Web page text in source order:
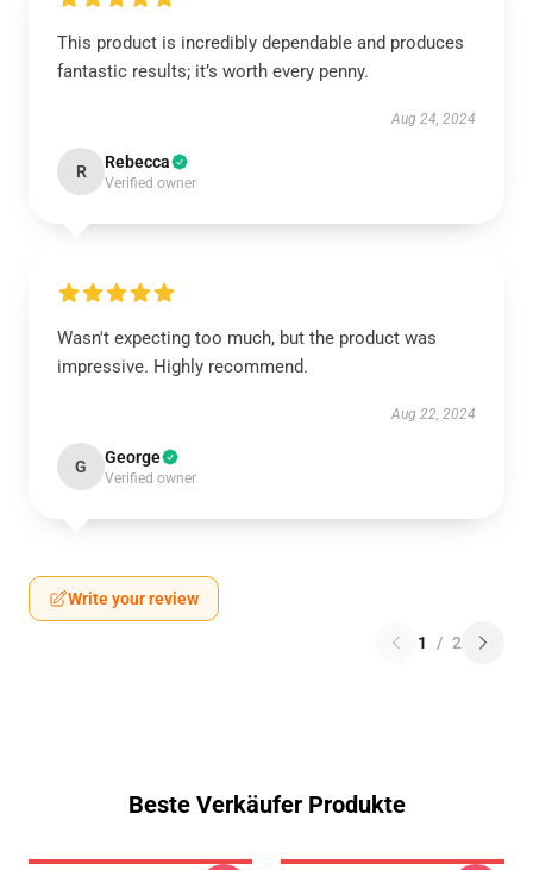
This product is incredibly dependable and produces
fantastic results; it’s worth every penny.
Aug 24, 2024
R Rebecca
Verified owner
Wasn't expecting too much, but the product was
impressive. Highly recommend.
Aug 22, 2024
G George
Verified owner
Write your review
1 / 2
Beste Verkäufer Produkte